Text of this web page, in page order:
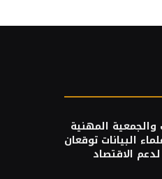
المهنية
البيانات توقعان
الاقتصاد